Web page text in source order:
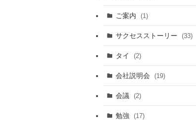
ご案内 (1)
サクセスストーリー (33)
タイ (2)
会社説明会 (19)
会議 (2)
勉強 (17)